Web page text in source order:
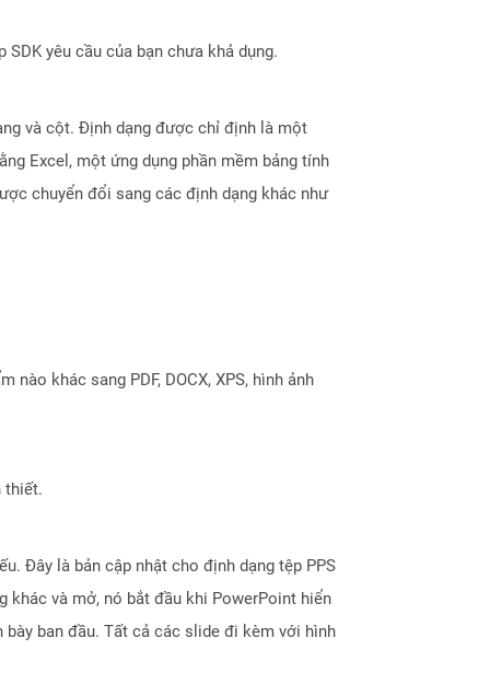
yêu cầu của bạn chưa khả dụng.
và cột. Định dạng được chỉ định là một
Excel, một ứng dụng phần mềm bảng tính
chuyển đổi sang các định dạng khác như
khác sang PDF, DOCX, XPS, hình ảnh
thiết.
Đây là bản cập nhật cho định dạng tệp PPS
và mở, nó bắt đầu khi PowerPoint hiển
ban đầu. Tất cả các slide đi kèm với hình